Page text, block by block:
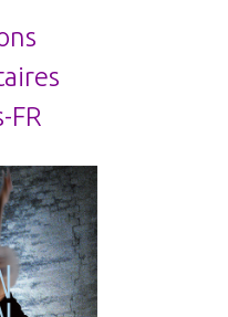
FR